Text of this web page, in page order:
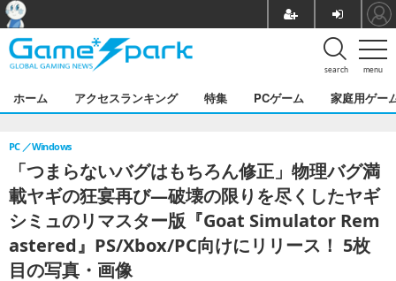
menu
search
ホーム アクセスランキング 特集 PCゲーム 家庭用ゲー
「つまらないバグはもちろん修正」物理バグ満
載ヤギの狂宴再び―破壊の限りを尽くしたヤギ
シミュのリマスター版『Goat Simulator Rem
astered』PS/Xbox/PC向けにリリース！ 5枚
目の写真・画像
PC Windows